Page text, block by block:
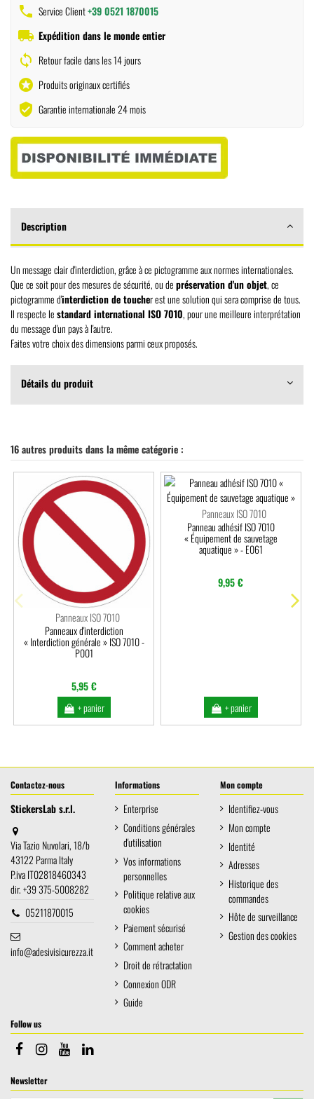
phone Service Client+39 0521 1870015
local_shipping Expédition dans le monde entier
sync Retour facile dans les 14 jours
stars Produits originaux certifiés
verified_user Garantie internationale 24 mois
Description
Un message clair d'interdiction, grâce à ce pictogramme aux normes internationales.
Que ce soit pour des mesures de sécurité, ou depréservation d'un objet, ce
pictogramme d'interdiction de toucher est une solution qui sera comprise de tous.
Il respecte lestandard international ISO 7010, pour une meilleure interprétation
du message d'un pays à l'autre.
Faites votre choix des dimensions parmi ceux proposés.
Détails du produit
16 autres produits dans la même catégorie :
Panneaux ISO 7010
Panneaux d'interdiction
« Interdiction générale » ISO 7010 -
P001
5,95 €
+ panier
Panneaux ISO 7010
Panneau adhésif ISO 7010
« Équipement de sauvetage
aquatique » - E061
9,95 €
+ panier
Contactez-nous
StickersLab s.r.l.
Via Tazio Nuvolari, 18/b
43122 Parma Italy
P.iva IT02818460343
dir. +39 375-5008282
05211870015
info@adesivisicurezza.it
Informations
Enterprise
Conditions générales
d'utilisation
Vos informations
personnelles
Politique relative aux
cookies
Paiement sécurisé
Comment acheter
Droit de rétractation
Connexion ODR
Guide
Mon compte
Identifiez-vous
Mon compte
Identité
Adresses
Historique des
commandes
Hôte de surveillance
Gestion des cookies
Follow us
Newsletter